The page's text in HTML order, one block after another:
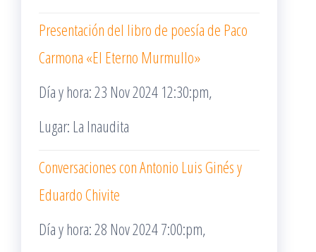
Presentación del libro de poesía de Paco
Carmona «El Eterno Murmullo»
Día y hora: 23 Nov 2024 12:30:pm,
Lugar: La Inaudita
Conversaciones con Antonio Luis Ginés y
Eduardo Chivite
Día y hora: 28 Nov 2024 7:00:pm,